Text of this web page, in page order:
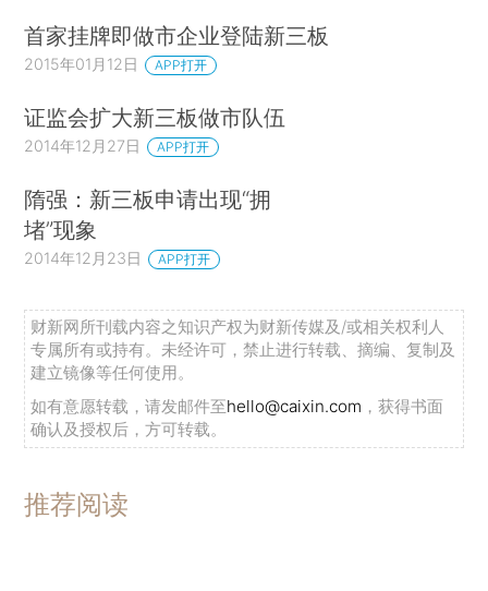
首家挂牌即做市企业登陆新三板
2015年01月12日 APP打开
证监会扩大新三板做市队伍
2014年12月27日 APP打开
隋强：新三板申请出现“拥
堵”现象
2014年12月23日 APP打开
财新网所刊载内容之知识产权为财新传媒及/或相关权利人
专属所有或持有。未经许可，禁止进行转载、摘编、复制及
建立镜像等任何使用。
如有意愿转载，请发邮件至hello@caixin.com ，获得书面
确认及授权后，方可转载。
推荐阅读